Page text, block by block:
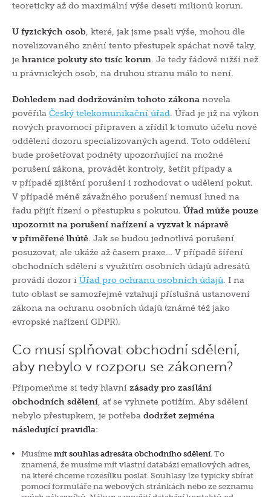
teoreticky až do maximální výše deseti milionů korun.
U fyzických osob, které, jak jsme psali výše, mohou dle
novelizovaného znění tento přestupek spáchat nově taky,
je hranice pokuty sto tisíc korun. Je tedy řádově nižší než
u právnických osob, na druhou stranu málo to není.
Dohledem nad dodržováním tohoto zákona novela
pověřila Český telekomunikační úřad. Úřad je již na výkon
nových pravomocí připraven a zřídil k tomuto účelu nové
oddělení dozoru specializovaných agend. Toto oddělení
bude prošetřovat podněty upozorňující na možné
porušení zákona, provádět kontroly, šetřit případy a
v případě zjištění porušení i rozhodovat o udělení pokut.
V případě méně závažného porušení nemusí hned na
řadu přijít řízení o přestupku s pokutou. Úřad může pouze
upozornit na porušení nařízení a vyzvat k nápravě
v přiměřené lhůtě. Jak se budou jednotlivá porušení
posuzovat, ale ukáže až časem praxe… V případě šíření
obchodních sdělení s využitím osobních údajů adresátů
provádí dozor i Úřad pro ochranu osobních údajů. I na
tuto oblast se samozřejmě vztahují příslušná ustanovení
zákona na ochranu osobních údajů (známé též jako
evropské nařízení GDPR).
Co musí splňovat obchodní sdělení,
aby nebylo v rozporu se zákonem?
Připomeňme si tedy hlavní zásady pro zasílání
obchodních sdělení, ať se vyhnete potížím. Aby sdělení
nebylo přestupkem, je potřeba dodržet zejména
následující pravidla:
Musíme mít souhlas adresáta obchodního sdělení. To
znamená, že musíme mít vlastní databázi emailových adres,
na které chceme rozesílku poslat. Souhlasy lze typicky sbírat
pomocí formuláře na webových stránkách nebo ze seznamu